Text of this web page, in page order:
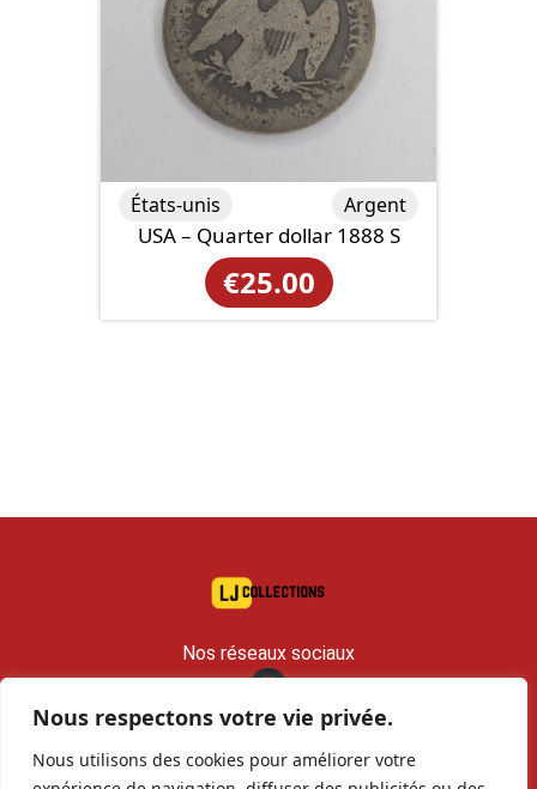
Nous respectons votre vie privée.
Nous utilisons des cookies pour améliorer votre
USA – Quarter dollar 1888 S
€25.00
États-unis Argent
Nos réseaux sociaux
contact@lj-collections.com
RCS 979 374 147 Romans